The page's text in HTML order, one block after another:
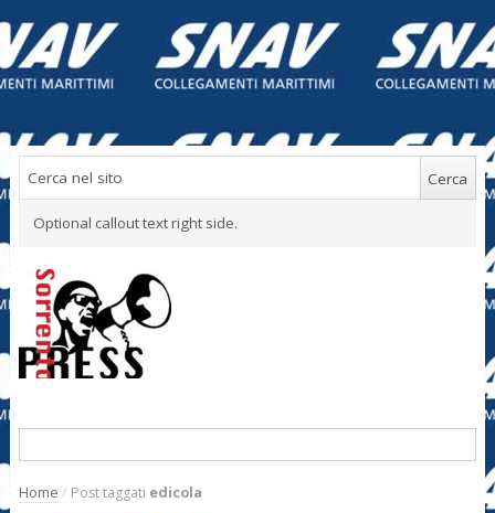
Optional callout text right side.
Home / Post taggati edicola